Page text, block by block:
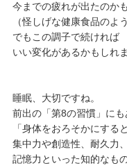
今までの疲れが出たのか
（怪しげな健康食品のよ
でもこの調子で続ければ
いい変化があるかもしれ
睡眠、大切ですね。
前出の「第8の習慣」に
「身体をおろそかにする
集中力や創造性、耐久力
記憶力といった知的なも